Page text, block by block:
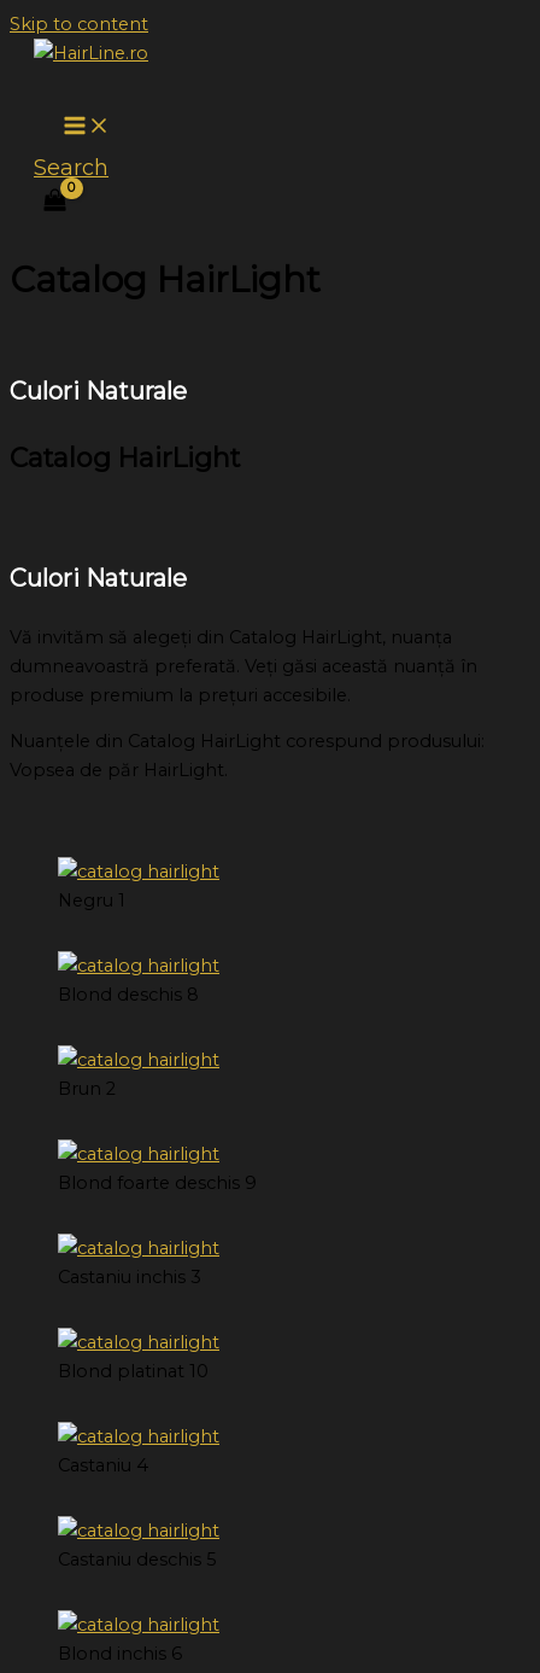
Skip to content
Search
Catalog HairLight
Culori Naturale
Catalog HairLight
Culori Naturale
Vă invităm să alegeţi din Catalog HairLight, nuanţa
dumneavoastră preferată. Veţi găsi această nuanţă în
produse premium la preţuri accesibile.
Nuanţele din Catalog HairLight corespund produsului:
Vopsea de păr HairLight.
Negru 1
Blond deschis 8
Brun 2
Blond foarte deschis 9
Castaniu inchis 3
Blond platinat 10
Castaniu 4
Castaniu deschis 5
Blond inchis 6